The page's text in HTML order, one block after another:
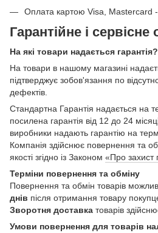
Оплата картою Visa, Mastercard
Гарантійне і
На які товари надається гарантія?
На товари в нашому магазині
підтверджує зобов'язання по
дефектів.
Стандартна Гарантія надається на
посилена гарантія від 12 до 24
виробники надають гарантію на
Компанія здійснює повернення та
якості згідно із Законом «Про захист
Терміни повернення та обміну
Повернення та обмін товарів
днів після отримання товару
Зворотня доставка товарів
Умови повернення для товарів